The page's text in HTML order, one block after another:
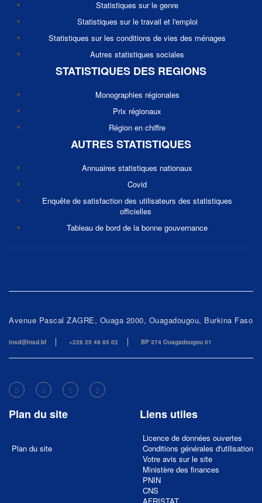
Statistiques sur le genre
Statistiques sur le travail et l'emploi
Statistiques sur les conditions de vies des ménages
Autres statistiques sociales
STATISTIQUES DES REGIONS
Monographies régionales
Prix régionaux
Région en chiffre
AUTRES STATISTIQUES
Annuaires statistiques nationaux
Covid
Enquête de satisfaction des utilisateurs des statistiques
officielles
Tableau de bord de la bonne gouvernance
Avenue Pascal ZAGRE, Ouaga 2000, Ouagadougou, Burkina Faso
insd@insd.bf +226 25 49 85 02 BP 374 Ouagadougou 01
Plan du site
Plan du site
Liens utiles
Licence de données ouvertes
Conditions générales d'utilisation
Votre avis sur le site
Ministère des finances
PNIN
CNS